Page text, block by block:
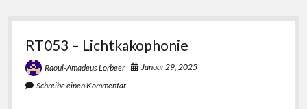
Paperliste
Bücherliste
RT053 – Lichtkakophonie
Raoul-Amadeus Lorbeer
Januar 29, 2025
Schreibe einen Kommentar